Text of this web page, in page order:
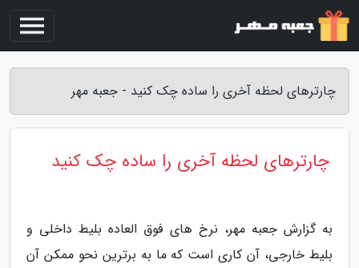
چارترهای لحظه آخری را ساده چک کنید - جعبه مهر
چارترهای لحظه آخری را ساده چک کنید
به گزارش جعبه مهر، نرخ های فوق العاده بلیط داخلی و
بلیط خارجی، آن کاری است که ما به برترین نحو ممکن آن